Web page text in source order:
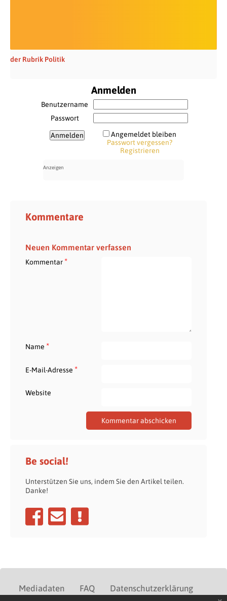
der Rubrik Politik
Anmelden
Benutzername
Passwort
Angemeldet bleiben
Passwort vergessen?
Registrieren
Kommentare
Neuen Kommentar verfassen
Kommentar*
Name *
E-Mail-Adresse *
Website
Be social!
Unterstützen Sie uns, indem Sie den Artikel teilen.
Danke!
Mediadaten FAQ
Datenschutzerklärung